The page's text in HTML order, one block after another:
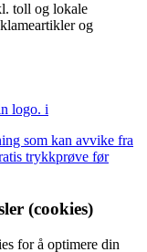
toll og lokale
og
logo. i
som kan avvike fra
trykkprøve før
(cookies)
for å optimere din